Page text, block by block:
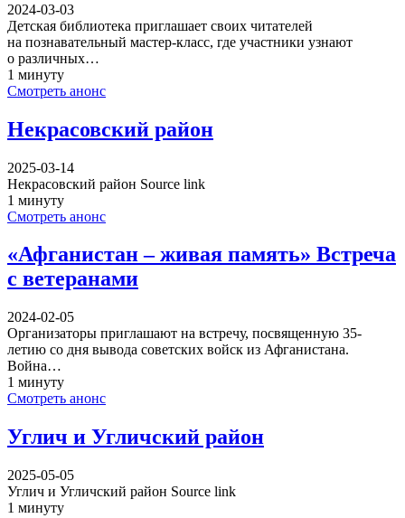
2024-03-03
Детская библиотека приглашает своих читателей
на познавательный мастер-класс, где участники узнают
о различных…
1 минуту
Смотреть анонс
Некрасовский район
2025-03-14
Некрасовский район Source link
1 минуту
Смотреть анонс
«Афганистан – живая память» Встреча
с ветеранами
2024-02-05
Организаторы приглашают на встречу, посвященную 35-
летию со дня вывода советских войск из Афганистана.
Война…
1 минуту
Смотреть анонс
Углич и Угличский район
2025-05-05
Углич и Угличский район Source link
1 минуту